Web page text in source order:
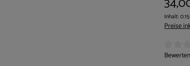
Inhalt:
Preise
Bewerten